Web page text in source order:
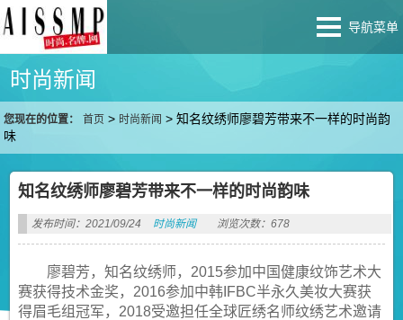
导航菜单
时尚新闻
您现在的位置： 首页 > 时尚新闻 >知名纹绣师廖碧芳带来不一样的时尚韵
味
知名纹绣师廖碧芳带来不一样的时尚韵味
发布时间：2021/09/24 时尚新闻 浏览次数：678
廖碧芳，知名纹绣师，2015参加中国健康纹饰艺术大
赛获得技术金奖，2016参加中韩IFBC半永久美妆大赛获
得眉毛组冠军，2018受邀担任全球匠绣名师纹绣艺术邀请